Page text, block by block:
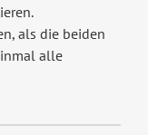
als die beiden
alle